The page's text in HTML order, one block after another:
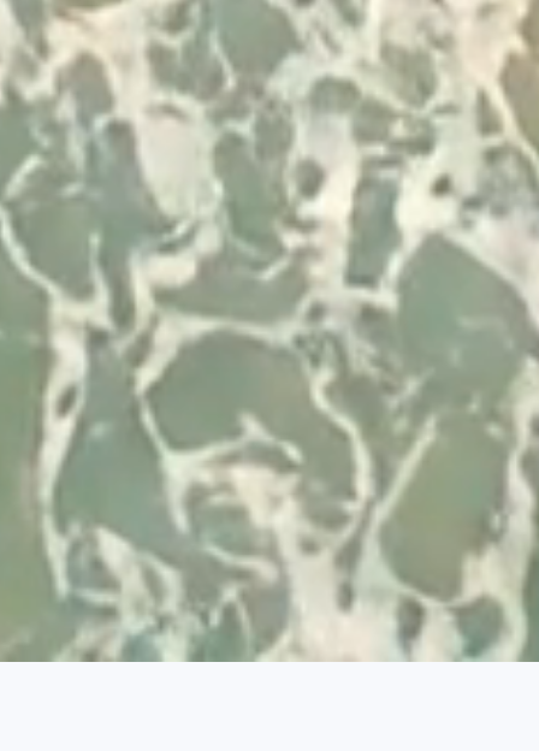
Desenvolvido por
© 2026 Visit Albufeira